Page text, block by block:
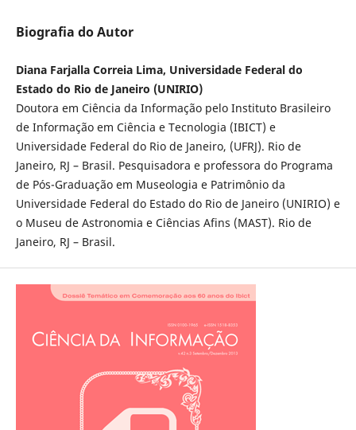
Biografia do Autor
Diana Farjalla Correia Lima, Universidade Federal do
Estado do Rio de Janeiro (UNIRIO)
Doutora em Ciência da Informação pelo Instituto Brasileiro
de Informação em Ciência e Tecnologia (IBICT) e
Universidade Federal do Rio de Janeiro, (UFRJ). Rio de
Janeiro, RJ – Brasil. Pesquisadora e professora do Programa
de Pós-Graduação em Museologia e Patrimônio da
Universidade Federal do Estado do Rio de Janeiro (UNIRIO) e
o Museu de Astronomia e Ciências Afins (MAST). Rio de
Janeiro, RJ – Brasil.